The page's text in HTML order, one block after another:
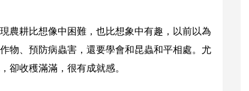
農耕比想像中困難，也比想象中有趣，以前以為
物、預防病蟲害，還要學會和昆蟲和平相處。尤
卻收穫滿滿，很有成就感。